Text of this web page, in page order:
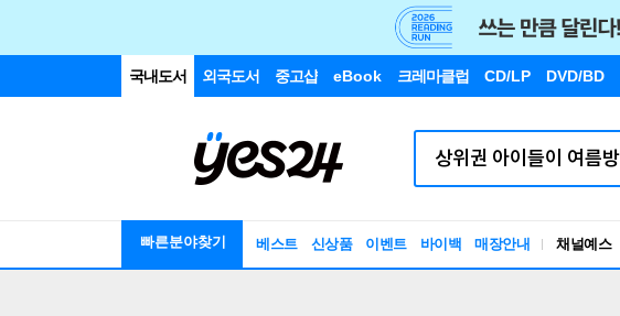
국내도서 외국도서 중고샵 eBook 크레마클럽 CD/LP DVD/BD
빠른분야찾기 베스트 신상품 이벤트 바이백 매장안내 채널예스